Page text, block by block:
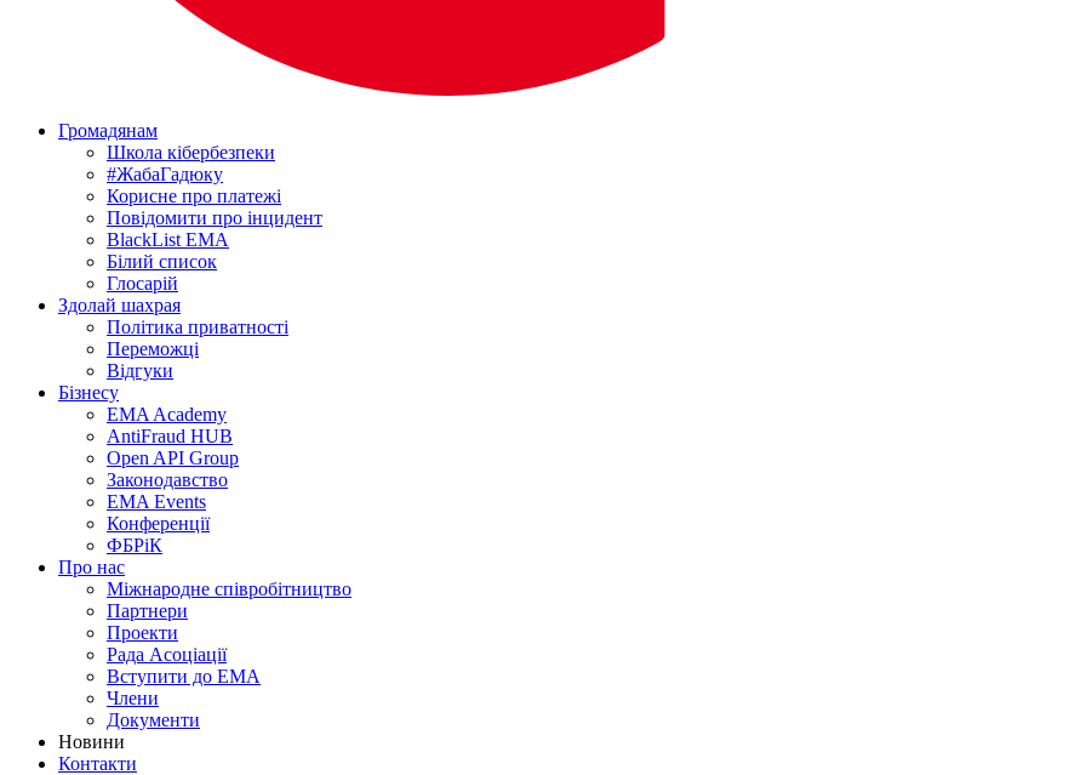
Громадянам
Школа кібербезпеки
#ЖабаГадюку
Корисне про платежі
Повідомити про інцидент
BlackList EMA
Білий список
Глосарій
Здолай шахрая
Політика приватності
Переможцi
Відгуки
Бізнесу
EMA Academy
AntiFraud HUB
Open API Group
Законодавство
EMA Events
Конференції
ФБРіК
Про нас
Міжнародне співробітництво
Партнери
Проекти
Рада Асоціації
Вступити до ЕМА
Члени
Документи
Новини
Контакти